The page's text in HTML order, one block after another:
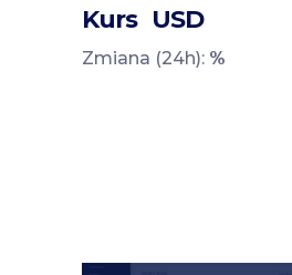
Kurs USD
Zmiana (24h): %